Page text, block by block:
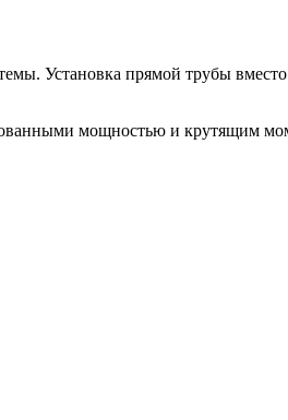
Установка прямой трубы вместо
мощностью и крутящим